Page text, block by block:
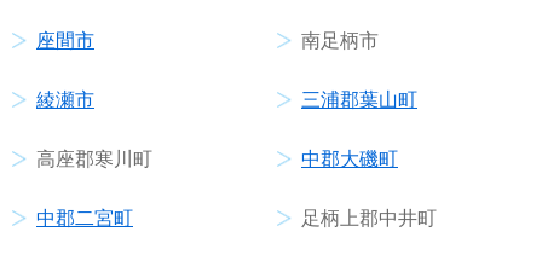
座間市 南足柄市
綾瀬市 三浦郡葉山町
高座郡寒川町 中郡大磯町
中郡二宮町 足柄上郡中井町